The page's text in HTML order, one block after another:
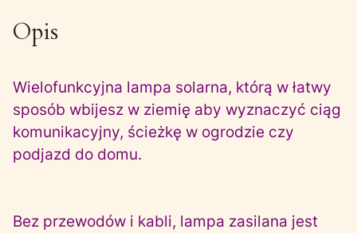
Opis
Wielofunkcyjna lampa solarna, którą w łatwy
sposób wbijesz w ziemię aby wyznaczyć ciąg
komunikacyjny, ścieżkę w ogrodzie czy
podjazd do domu.
Bez przewodów i kabli, lampa zasilana jest